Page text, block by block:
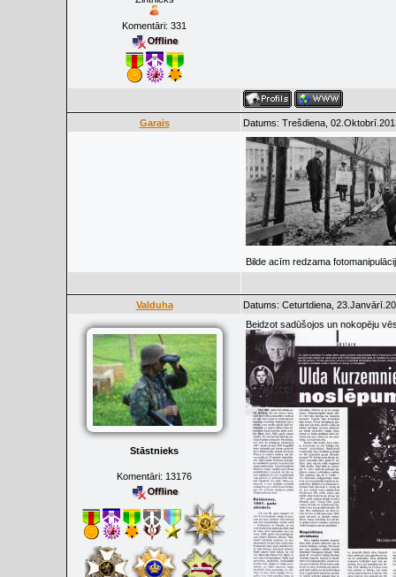
Komentāri: 331
Garais Datums: Trešdiena,
Bilde acīm redzama
Valduha Datums: Ceturtdiena,
Stāstnieks
Komentāri: 13176
Beidzot sadūšojos un nokopēju